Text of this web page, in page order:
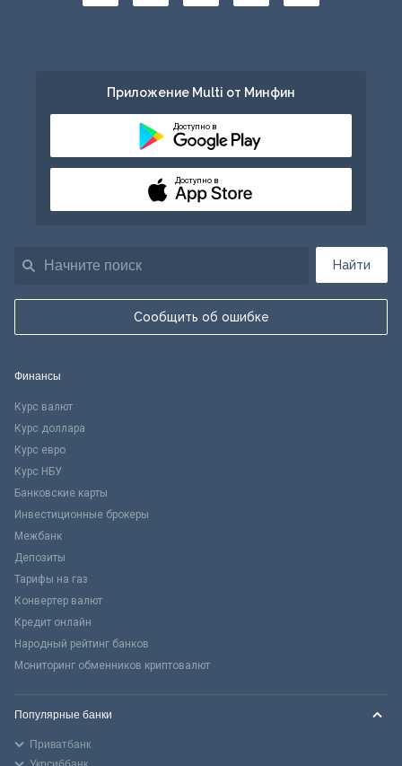
Найти
Сообщить об ошибке
Приложение Multi от Минфин
Доступно в
Доступно в
Финансы
Курс валют
Курс доллара
Курс евро
Курс НБУ
Банковские карты
Инвестиционные брокеры
Межбанк
Депозиты
Тарифы на газ
Конвертер валют
Кредит онлайн
Народный рейтинг банков
Мониторинг обменников криптовалют
Популярные банки
Приватбанк